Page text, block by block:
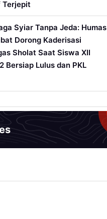
Terjepit
Syiar Tanpa Jeda: Humas
Dorong Kaderisasi
Sholat Saat Siswa XII
Bersiap Lulus dan PKL